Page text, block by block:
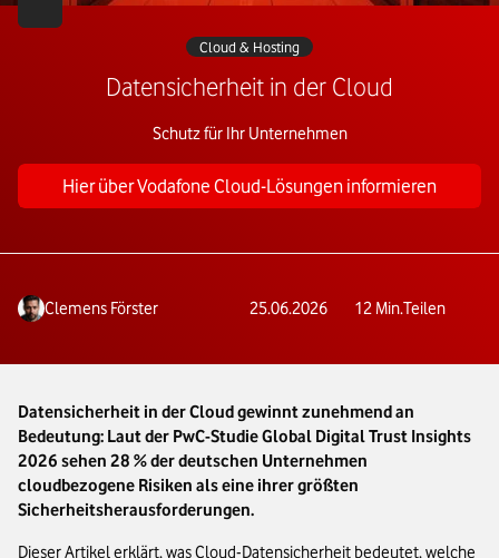
Cloud & Hosting
Datensicherheit in der Cloud
Schutz für Ihr Unternehmen
Hier über Vodafone Cloud-Lösungen informieren
Clemens Förster 25.06.2026 12 Min.Teilen
Datensicherheit in der Cloud gewinnt zunehmend an
Bedeutung: Laut der PwC-Studie Global Digital Trust Insights
2026 sehen 28 % der deutschen Unternehmen
cloudbezogene Risiken als eine ihrer größten
Sicherheitsherausforderungen.
Dieser Artikel erklärt, was Cloud-Datensicherheit bedeutet, welche